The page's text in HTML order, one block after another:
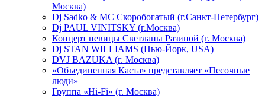
Москва)
Dj Sadko & МС Скоробогатый (г.Санкт-Петербург)
Dj PAUL VINITSKY (г.Москва)
Концерт певицы Светланы Разиной (г. Москва)
Dj STAN WILLIAMS (Нью-Йорк, USA)
DVJ BAZUKA (г. Москва)
«Объединенная Каста» представляет «Песочные
люди»
Группа «Hi-Fi» (г. Москва)